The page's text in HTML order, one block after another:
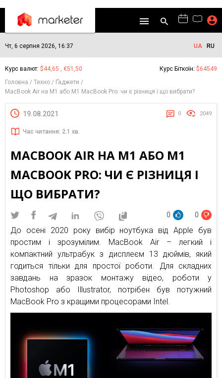
Чт, 6 серпня 2026, 16:37 UA RU
Курс валют: $44,65 , €51,50 Курс Біткоїн: $64549
Головна
Техно
Ґаджети
MacBook Air на M1 або M1 MacBook Pro: чи є різниця і що вибрати?
19.08.2021 0 2049
Час читання: 2.1 хв.
MACBOOK AIR НА M1 АБО M1
MACBOOK PRO: ЧИ Є РІЗНИЦЯ І
ЩО ВИБРАТИ?
0 0
До осені 2020 року вибір ноутбука від Apple був
простим і зрозумілим. MacBook Air – легкий і
компактний ультрабук з дисплеєм 13 дюймів, який
годиться тільки для простої роботи. Для складних
завдань на зразок монтажу відео, роботи у
Photoshop або Illustrator, потрібен був потужний
MacBook Pro з кращими процесорами Intel.